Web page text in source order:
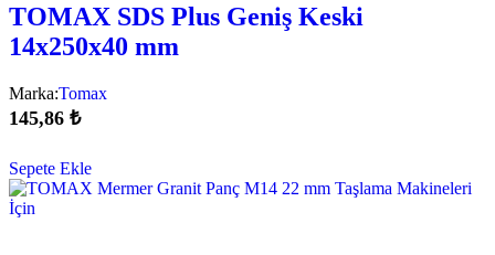
TOMAX SDS Plus Geniş Keski
14x250x40 mm
Marka:Tomax
145,86 ₺
Sepete Ekle